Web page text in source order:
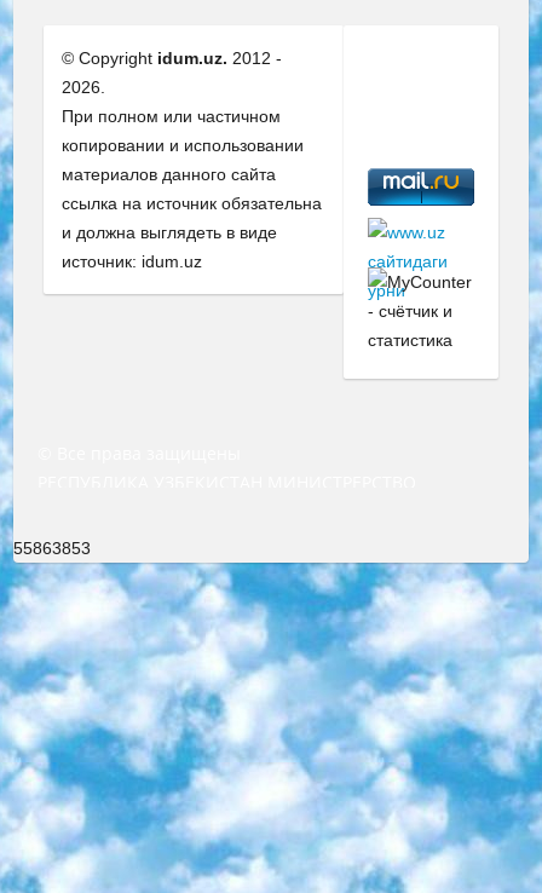
© Copyright idum.uz. 2012 -
2026.
При полном или частичном
копировании и использовании
материалов данного сайта
ссылка на источник обязательна
и должна выглядеть в виде
источник: idum.uz
55863853